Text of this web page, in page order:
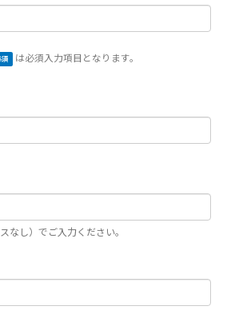
は必須入力項目となります。
なし）でご入力ください。